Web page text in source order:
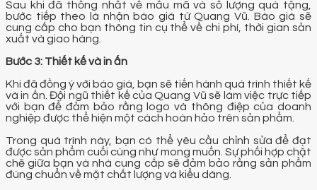
Sau khi đã thống nhất về mẫu mã và số lượng quà tặng,
bước tiếp theo là nhận báo giá từ Quang Vũ. Báo giá sẽ
cung cấp cho bạn thông tin cụ thể về chi phí, thời gian sản
xuất và giao hàng.
Bước 3: Thiết kế và in ấn
Khi đã đồng ý với báo giá, bạn sẽ tiến hành quá trình thiết kế
và in ấn. Đội ngũ thiết kế của Quang Vũ sẽ làm việc trực tiếp
với bạn để đảm bảo rằng logo và thông điệp của doanh
nghiệp được thể hiện một cách hoàn hảo trên sản phẩm.
Trong quá trình này, bạn có thể yêu cầu chỉnh sửa để đạt
được sản phẩm cuối cùng như mong muốn. Sự phối hợp chặt
chẽ giữa bạn và nhà cung cấp sẽ đảm bảo rằng sản phẩm
đúng chuẩn về mặt chất lượng và kiểu dáng.